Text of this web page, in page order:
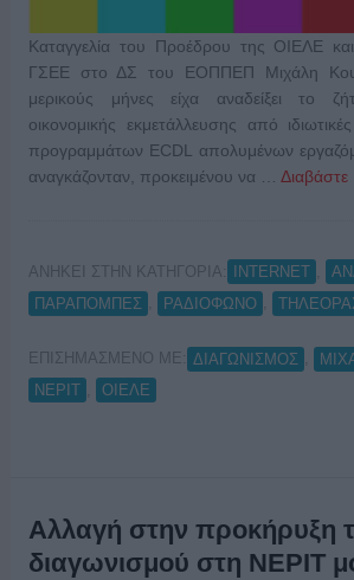
Καταγγελία του Προέδρου της ΟΙΕΛΕ
ΓΣΕΕ στο ΔΣ του ΕΟΠΠΕΠ Μιχάλη
μερικούς μήνες είχα αναδείξει το
οικονομικής εκμετάλλευσης από
προγραμμάτων ECDL απολυμένων
αναγκάζονταν, προκειμένου να … Διαβάστε
ΑΝΗΚΕΙ ΣΤΗΝ ΚΑΤΗΓΟΡΙΑ: INTERNET
ΠΑΡΑΠΟΜΠΕΣ
ΡΑΔΙΟΦΩΝΟ
ΕΠΙΣΗΜΑΣΜΕΝΟ ΜΕ: ΔΙΑΓΩΝΙΣΜΟΣ
ΝΕΡΙΤ
ΟΙΕΛΕ
Αλλαγή στην προκήρυξη
διαγωνισμού στη ΝΕΡΙΤ